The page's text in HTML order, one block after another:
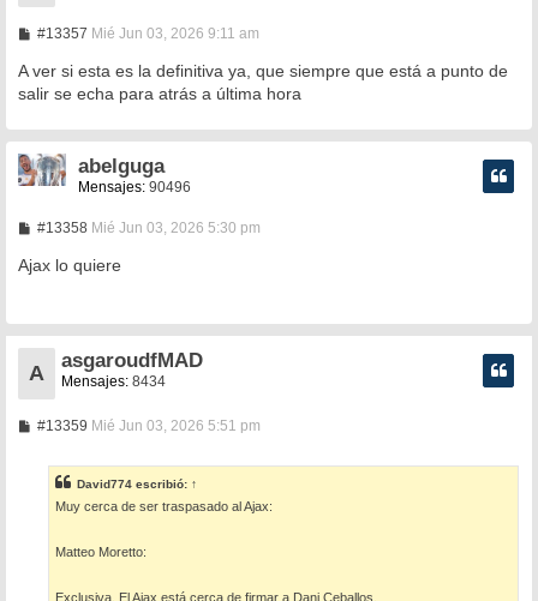
#13357M
n
a
e
Mié Jun 03, 2026 9:11 am
A ver si esta es la definitiva ya, que siempre que está a punto de
salir se echa para atrás a última hora
abelguga
Mensajes: 90496
#13358M
n
e
Mié Jun 03, 2026 5:30 pm
Ajax lo quiere
A
asgaroudfMAD
Mensajes: 8434
#13359M
a
j
Mié Jun 03, 2026 5:51 pm
David774 escribió: ↑
Muy cerca de ser traspasado al Ajax:
Matteo Moretto:
Exclusiva. El Ajax está cerca de firmar a Dani Ceballos.